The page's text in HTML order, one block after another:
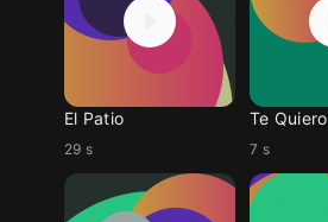
El Patio
29 s
Te Quiero
7 s